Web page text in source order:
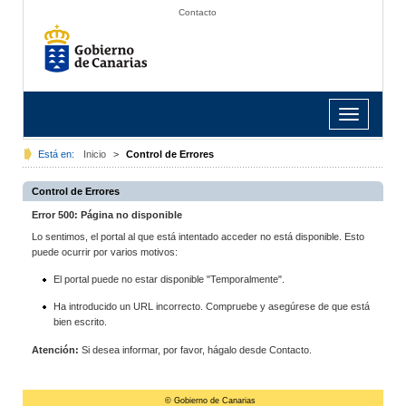
Contacto
Toggle
navigation
Está en: Inicio > Control de Errores
Control de Errores
Error 500: Página no disponible
Lo sentimos, el portal al que está intentado acceder no está disponible. Esto
puede ocurrir por varios motivos:
El portal puede no estar disponible "Temporalmente".
Ha introducido un URL incorrecto. Compruebe y asegúrese de que está
bien escrito.
Atención: Si desea informar, por favor, hágalo desde Contacto.
© Gobierno de Canarias